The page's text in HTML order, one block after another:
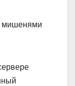
мишенями